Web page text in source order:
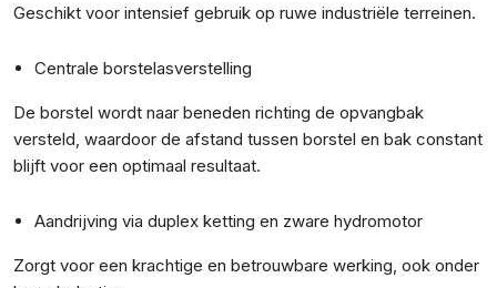
Geschikt voor intensief gebruik op ruwe industriële terreinen.
Centrale borstelasverstelling
De borstel wordt naar beneden richting de opvangbak
versteld, waardoor de afstand tussen borstel en bak constant
blijft voor een optimaal resultaat.
Aandrijving via duplex ketting en zware hydromotor
Zorgt voor een krachtige en betrouwbare werking, ook onder